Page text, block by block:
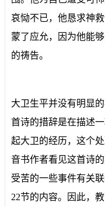
哀恸不已，他恳求神
蒙了应允，因为他能
的祷告。
大卫生平并没有明显
首诗的措辞是在描述
起大卫的经历，这个
音书作者看见这首诗
受苦的一些事件有关
22节的内容。因此，